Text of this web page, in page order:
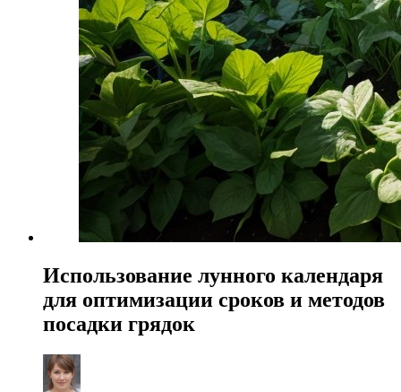
Использование лунного календаря
для оптимизации сроков и методов
посадки грядок